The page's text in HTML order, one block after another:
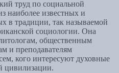
труд по социальной
наиболее известных и
в традиции, так называемой
социологии. Она
общественным
и преподавателям
кого интересуют духовные
цивилизации.